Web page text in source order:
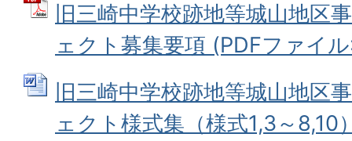
旧三崎中学校跡地等城山地区
ェクト募集要項 (PDFファイ
旧三崎中学校跡地等城山地区
ェクト様式集（様式1,3～